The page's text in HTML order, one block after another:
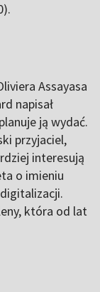
Assayasa
napisał
ją wydać.
przyjaciel,
interesują
o imieniu
która od lat